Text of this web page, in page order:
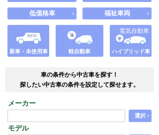
低価格車 › 福祉車両 ›
新車・未使用車 軽自動車
電気自動車
ハイブリッド車
車の条件から中古車を探す！
探したい中古車の条件を設定して探せます。
メーカー
選択 ›
モデル